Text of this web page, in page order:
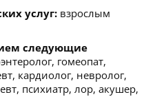
услуг: взрослым
следующие
гомеопат,
кардиолог, невролог,
психиатр, лор, акушер,